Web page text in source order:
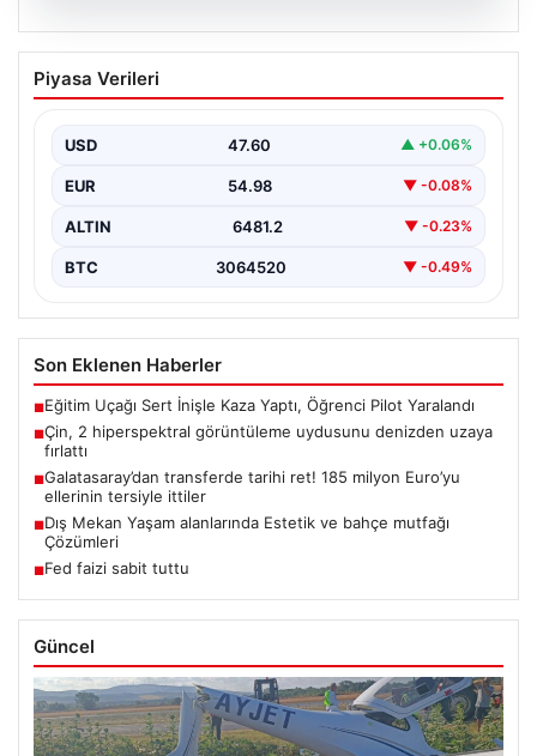
Çin, 2 hiperspektral görüntüleme
uydusunu denizden uzaya fırlattı
Piyasa Verileri
USD 47.60 ▲ +0.06%
EUR 54.98 ▼ -0.08%
ALTIN 6481.2 ▼ -0.23%
BTC 3064520 ▼ -0.49%
Son Eklenen Haberler
■Eğitim Uçağı Sert İnişle Kaza Yaptı, Öğrenci Pilot Yaralandı
■Çin, 2 hiperspektral görüntüleme uydusunu denizden uzaya
fırlattı
■Galatasaray’dan transferde tarihi ret! 185 milyon Euro’yu
ellerinin tersiyle ittiler
■Dış Mekan Yaşam alanlarında Estetik ve bahçe mutfağı
Çözümleri
■Fed faizi sabit tuttu
Güncel